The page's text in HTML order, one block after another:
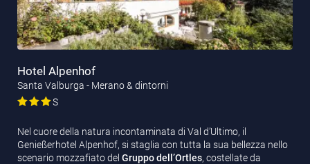
Hotel Alpenhof
Santa Valburga - Merano & dintorni
S
Nel cuore della natura incontaminata di Val d’Ultimo, il
Genießerhotel Alpenhof, si staglia con tutta la sua bellezza nello
scenario mozzafiato del Gruppo dell’Ortles, costellate da